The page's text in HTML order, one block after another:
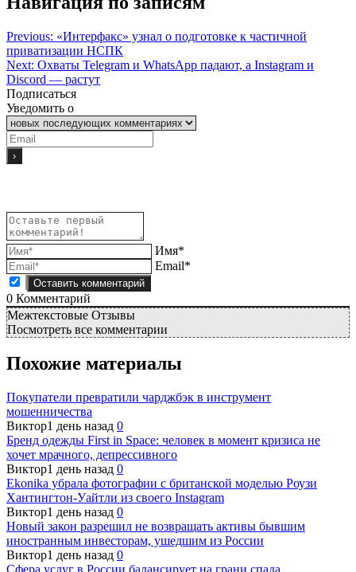
Previous: «Интерфакс» узнал о подготовке к частичной
приватизации НСПК
Next: Охваты Telegram и WhatsApp падают, а Instagram и
Discord — растут
Подписаться
Уведомить о
Имя*
Email*
0 Комментарий
Межтекстовые Отзывы
Посмотреть все комментарии
Похожие материалы
Покупатели превратили чарджбэк в инструмент
мошенничества
Виктор1 день назад 0
Бренд одежды First in Space: человек в момент кризиса не
хочет мрачного, депрессивного
Виктор1 день назад 0
Ekonika убрала фотографии с британской моделью Роузи
Хантингтон-Уайтли из своего Instagram
Виктор1 день назад 0
Новый закон разрешил не возвращать активы бывшим
иностранным инвесторам, ушедшим из России
Виктор1 день назад 0